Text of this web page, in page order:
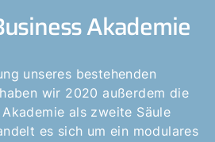
Akademie
unseres bestehenden
wir 2020 außerdem die
Akademie als zweite Säule
es sich um ein modulares